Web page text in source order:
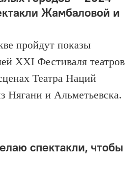
Жамбаловой и
пройдут показы
ХХI Фестиваля театров
Театра Наций
Нягани и Альметьевска.
спектакли, чтобы